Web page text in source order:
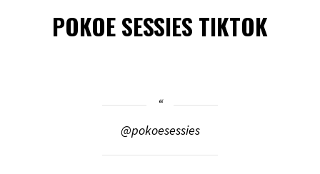
POKOE SESSIES TIKTOK
@pokoesessies